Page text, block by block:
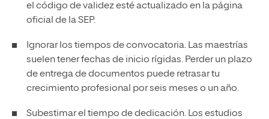
el código de validez esté actualizado en la página
oficial de la SEP.
Ignorar los tiempos de convocatoria. Las maestrías
suelen tener fechas de inicio rígidas. Perder un plazo
de entrega de documentos puede retrasar tu
crecimiento profesional por seis meses o un año.
Subestimar el tiempo de dedicación. Los estudios